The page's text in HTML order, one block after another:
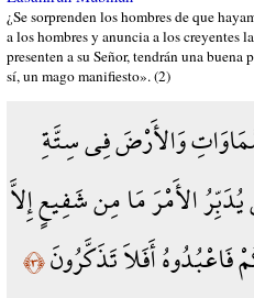
¿Se sorprenden los hombres de que
a los hombres y anuncia a los creyentes
presenten a su Señor, tendrán una
sí, un mago manifiesto». (2)
وَالأَرْضَ فِي سِتَّةِ
الأَمْرَ مَا مِن شَفِيعٍ إِلاَّ
فَاعْبُدُوهُ أَفَلاَ تَذَكَّرُونَ﴿٣﴾